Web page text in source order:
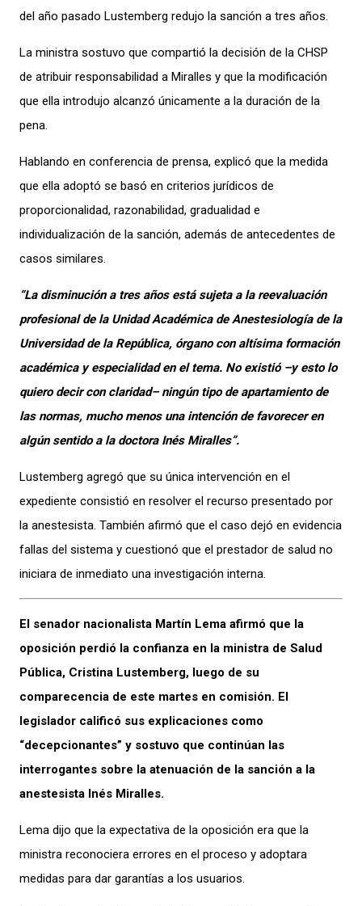
del año pasado Lustemberg redujo la sanción a tres años.
La ministra sostuvo que compartió la decisión de la CHSP
de atribuir responsabilidad a Miralles y que la modificación
que ella introdujo alcanzó únicamente a la duración de la
pena.
Hablando en conferencia de prensa, explicó que la medida
que ella adoptó se basó en criterios jurídicos de
proporcionalidad, razonabilidad, gradualidad e
individualización de la sanción, además de antecedentes de
casos similares.
“La disminución a tres años está sujeta a la reevaluación
profesional de la Unidad Académica de Anestesiología de la
Universidad de la República, órgano con altísima formación
académica y especialidad en el tema. No existió –y esto lo
quiero decir con claridad– ningún tipo de apartamiento de
las normas, mucho menos una intención de favorecer en
algún sentido a la doctora Inés Miralles”.
Lustemberg agregó que su única intervención en el
expediente consistió en resolver el recurso presentado por
la anestesista. También afirmó que el caso dejó en evidencia
fallas del sistema y cuestionó que el prestador de salud no
iniciara de inmediato una investigación interna.
El senador nacionalista Martín Lema afirmó que la
oposición perdió la confianza en la ministra de Salud
Pública, Cristina Lustemberg, luego de su
comparecencia de este martes en comisión. El
legislador calificó sus explicaciones como
“decepcionantes” y sostuvo que continúan las
interrogantes sobre la atenuación de la sanción a la
anestesista Inés Miralles.
Lema dijo que la expectativa de la oposición era que la
ministra reconociera errores en el proceso y adoptara
medidas para dar garantías a los usuarios.